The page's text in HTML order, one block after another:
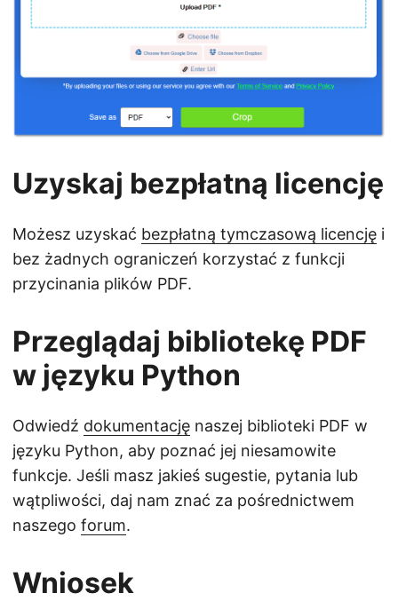
Uzyskaj bezpłatną licencję
Możesz uzyskać bezpłatną tymczasową licencję i
bez żadnych ograniczeń korzystać z funkcji
przycinania plików PDF.
Przeglądaj bibliotekę PDF
w języku Python
Odwiedź dokumentację naszej biblioteki PDF w
języku Python, aby poznać jej niesamowite
funkcje. Jeśli masz jakieś sugestie, pytania lub
wątpliwości, daj nam znać za pośrednictwem
naszego forum.
Wniosek